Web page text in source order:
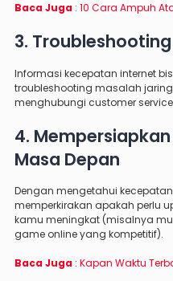
Baca Juga : 10 Cara Ampuh
3.
Informasi kecepatan internet
troubleshooting masalah
menghubungi customer
4.
Masa Depan
Dengan mengetahui
memperkirakan apakah perlu
kamu meningkat (misalnya
game online yang kompetitif).
Baca Juga : Kapan Waktu